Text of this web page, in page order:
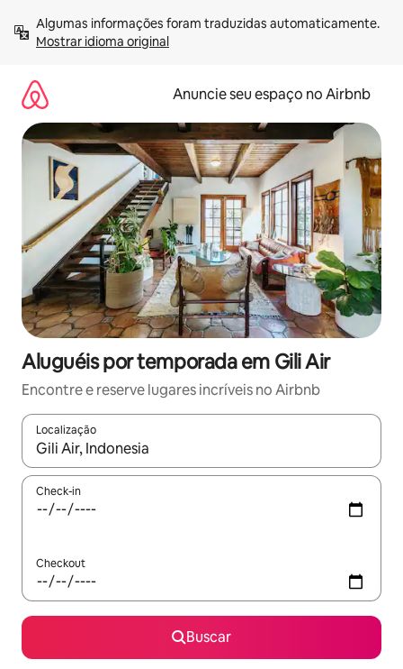
para
Mostrar idioma original
Anuncie seu espaço no Airbnb
Aluguéis por temporada em Gili Air
Encontre e reserve lugares incríveis no Airbnb
Localização
Quando os resultados estiverem disponíveis, explore-os
Check-in
Checkout
Buscar